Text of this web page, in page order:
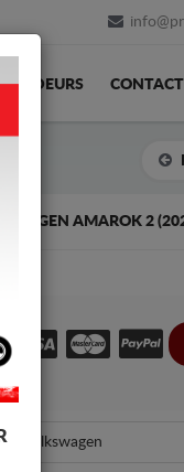
CONTACT
AMAROK 2
Volkswagen